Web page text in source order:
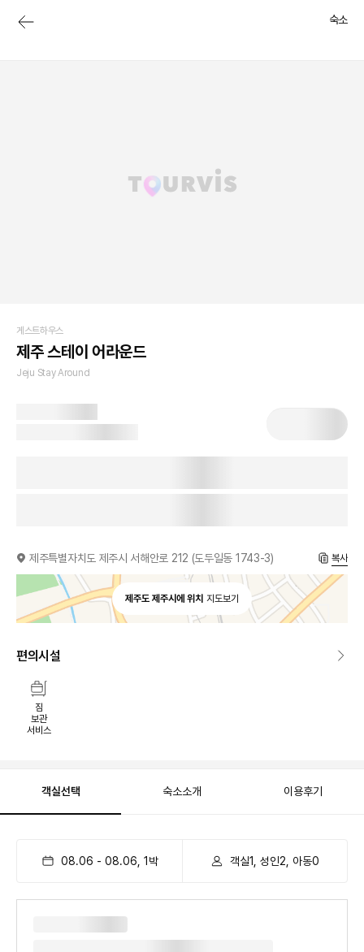
숙소
게스트하우스
제주 스테이 어라운드
Jeju Stay Around
제주특별자치도 제주시 서해안로 212 (도두일동 1743-3) 복사
제주도 제주시에 위치 지도보기
편의시설
짐
보관
서비스
객실선택 숙소소개 이용후기
08.06 - 08.06 1 박 객실1, 성인2, 아동0